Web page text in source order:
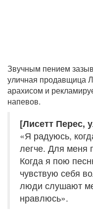
Звучным пением
уличная продавщица
арахисом и
напевов.
[Лисетт Перес,
«Я радуюсь,
легче. Для меня
Когда я пою
чувствую себя
люди слушают
нравлюсь».